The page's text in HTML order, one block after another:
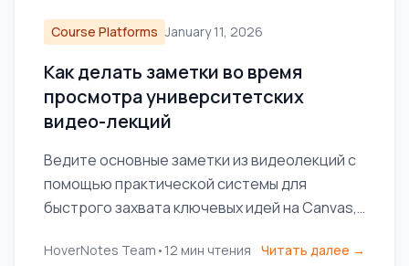
Course Platforms January 11, 2026
Как делать заметки во время
просмотра университетских
видео-лекций
Ведите основные заметки из видеолекций с
помощью практической системы для
быстрого захвата ключевых идей на Canvas,
портале.
HoverNotes Team • 12 мин чтения Читать далее →